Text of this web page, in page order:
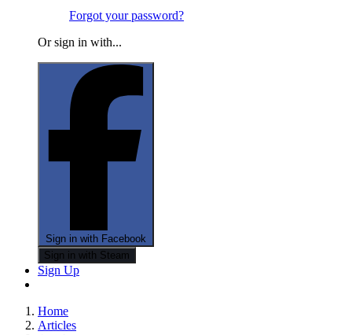
Forgot your password?
Or sign in with...
Sign in with Facebook
Sign in with Steam
Sign Up
Home
Articles